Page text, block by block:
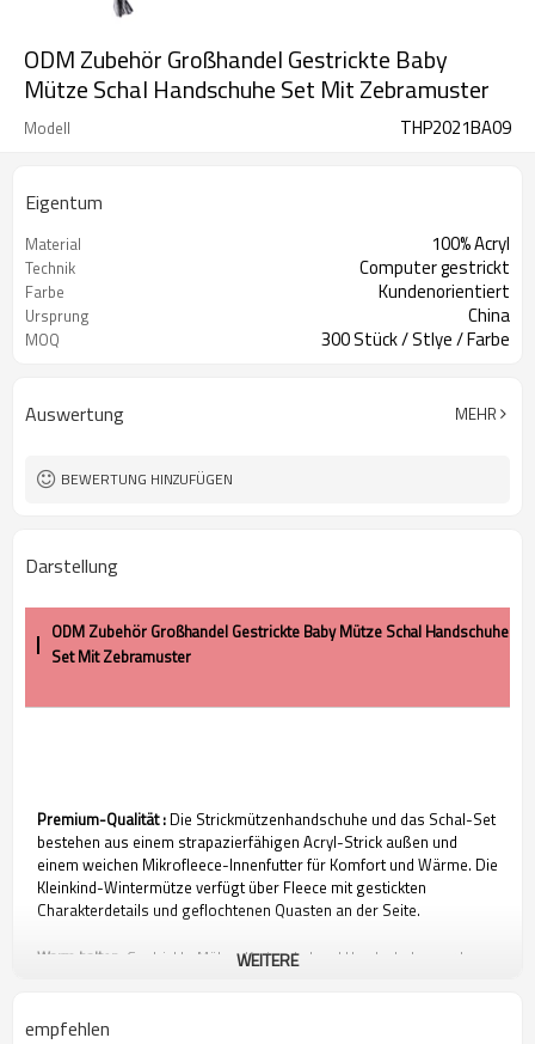
ODM Zubehör Großhandel Gestrickte Baby
Mütze Schal Handschuhe Set Mit Zebramuster
Modell THP2021BA09
Eigentum
Material 100% Acryl
Technik Computer gestrickt
Farbe Kundenorientiert
Ursprung China
MOQ 300 Stück / Stlye / Farbe
Auswertung MEHR
BEWERTUNG HINZUFÜGEN
Darstellung
ODM Zubehör Großhandel Gestrickte Baby Mütze Schal Handschuhe
Set Mit Zebramuster
Premium-Qualität : Die Strickmützenhandschuhe und das Schal-Set
bestehen aus einem strapazierfähigen Acryl-Strick außen und
einem weichen Mikrofleece-Innenfutter für Komfort und Wärme. Die
Kleinkind-Wintermütze verfügt über Fleece mit gestickten
Charakterdetails und geflochtenen Quasten an der Seite.
Warm halten: Gestrickte Mütze, Kreisschal und Handschuhe werden
WEITERE
empfehlen